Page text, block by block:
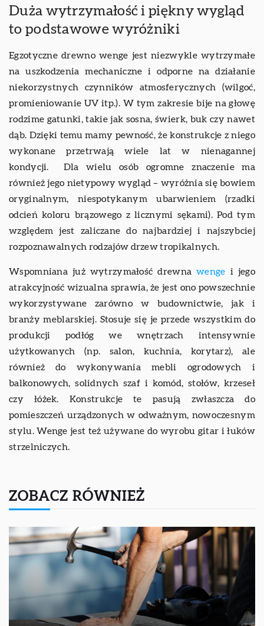
Duża wytrzymałość i piękny wygląd
to podstawowe wyróżniki
Egzotyczne drewno wenge jest niezwykle wytrzymałe
na uszkodzenia mechaniczne i odporne na działanie
niekorzystnych czynników atmosferycznych (wilgoć,
promieniowanie UV itp.). W tym zakresie bije na głowę
rodzime gatunki, takie jak sosna, świerk, buk czy nawet
dąb. Dzięki temu mamy pewność, że konstrukcje z niego
wykonane przetrwają wiele lat w nienagannej
kondycji. Dla wielu osób ogromne znaczenie ma
również jego nietypowy wygląd – wyróżnia się bowiem
oryginalnym, niespotykanym ubarwieniem (rzadki
odcień koloru brązowego z licznymi sękami). Pod tym
względem jest zaliczane do najbardziej i najszybciej
rozpoznawalnych rodzajów drzew tropikalnych.
Wspomniana już wytrzymałość drewnawenge i jego
atrakcyjność wizualna sprawia, że jest ono powszechnie
wykorzystywane zarówno w budownictwie, jak i
branży meblarskiej. Stosuje się je przede wszystkim do
produkcji podłóg we wnętrzach intensywnie
użytkowanych (np. salon, kuchnia, korytarz), ale
również do wykonywania mebli ogrodowych i
balkonowych, solidnych szaf i komód, stołów, krzeseł
czy łóżek. Konstrukcje te pasują zwłaszcza do
pomieszczeń urządzonych w odważnym, nowoczesnym
stylu. Wenge jest też używane do wyrobu gitar i łuków
strzelniczych.
ZOBACZ RÓWNIEŻ